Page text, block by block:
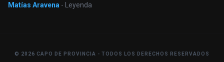
Matías Aravena - Leyenda
© 2026 CAPO DE PROVINCIA - TODOS LOS DERECHOS RESERVADOS